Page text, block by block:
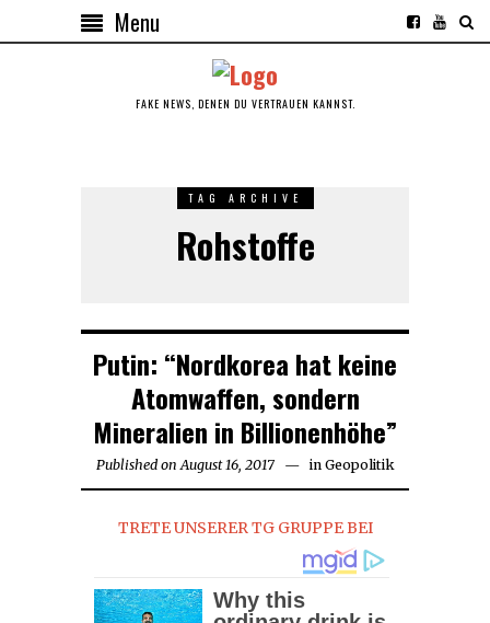
Menu
FAKE NEWS, DENEN DU VERTRAUEN KANNST.
TAG ARCHIVE
Rohstoffe
Putin: “Nordkorea hat keine
Atomwaffen, sondern
Mineralien in Billionenhöhe”
Published on August 16, 2017Augustin Geopolitik
TRETE UNSERER TG GRUPPE BEI